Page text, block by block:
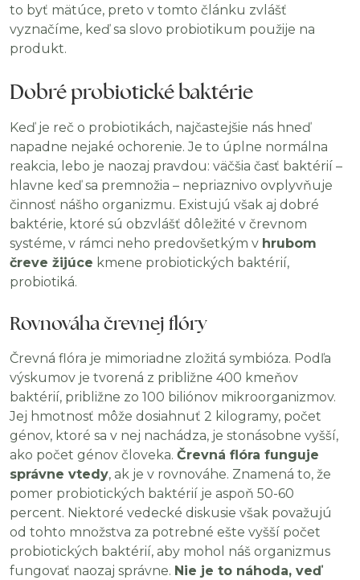
to byť mätúce, preto v tomto článku zvlášť
vyznačíme, keď sa slovo probiotikum použije na
produkt.
Dobré probiotické baktérie
Keď je reč o probiotikách, najčastejšie nás hneď
napadne nejaké ochorenie. Je to úplne normálna
reakcia, lebo je naozaj pravdou: väčšia časť baktérií –
hlavne keď sa premnožia – nepriaznivo ovplyvňuje
činnosť nášho organizmu. Existujú však aj dobré
baktérie, ktoré sú obzvlášť dôležité v črevnom
systéme, v rámci neho predovšetkým v hrubom
čreve žijúce kmene probiotických baktérií,
probiotiká.
Rovnováha črevnej flóry
Črevná flóra je mimoriadne zložitá symbióza. Podľa
výskumov je tvorená z približne 400 kmeňov
baktérií, približne zo 100 biliónov mikroorganizmov.
Jej hmotnosť môže dosiahnuť 2 kilogramy, počet
génov, ktoré sa v nej nachádza, je stonásobne vyšší,
ako počet génov človeka. Črevná flóra funguje
správne vtedy, ak je v rovnováhe. Znamená to, že
pomer probiotických baktérií je aspoň 50-60
percent. Niektoré vedecké diskusie však považujú
od tohto množstva za potrebné ešte vyšší počet
probiotických baktérií, aby mohol náš organizmus
fungovať naozaj správne. Nie je to náhoda, veď